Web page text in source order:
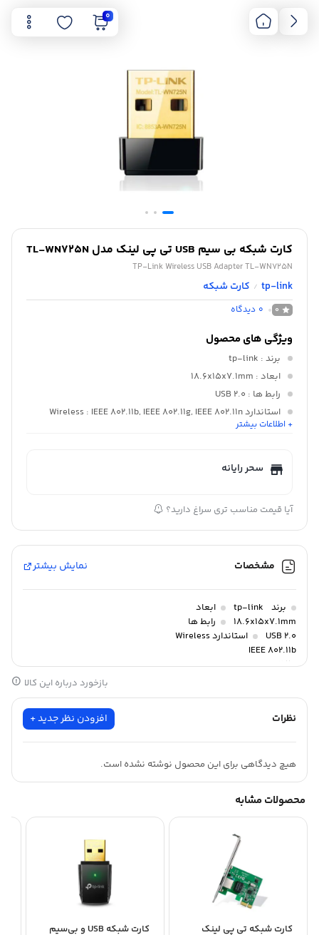
0
کارت شبکه بی سیم USB تی پی لینک مدل TL-WN725N
TP-Link Wireless USB Adapter TL-WN725N
tp-link
/ کارت شبکه
0
0 دیدگاه
ویژگی های محصول
برند : tp-link
ابعاد : 18.6x15x7.1mm
رابط ها : USB 2.0
استاندارد Wireless: IEEE 802.11b, IEEE 802.11g, IEEE 802.11n
محدوده فرکانس
+ اطلاعات بیشتر
سحر رایانه
آیا قیمت مناسب تری سراغ دارید؟
مشخصات نمایش بیشتر
برند tp-link
ابعاد
18.6x15x7.1mm
رابط ها
USB 2.0
استاندارد Wireless
IEEE 802.11b
IEEE 802.11g
بازخورد درباره این کالا
نظرات افزودن نظر جدید +
هیچ دیدگاهی برای این محصول نوشته نشده است.
محصولات مشابه
کارت شبکه تی پی لینک
کارت شبکه USB و بی‌سیم